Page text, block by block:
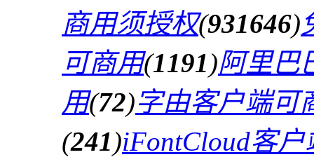
商用须授权(931646)
可商用(1191)阿里巴
用(72)字由客户端可
(241)iFontCloud客